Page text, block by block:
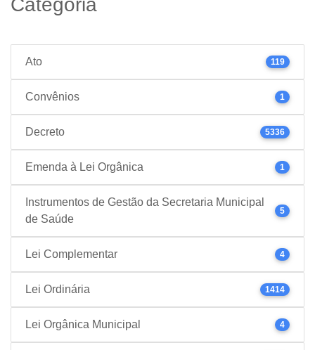
Ato 119
Convênios 1
Decreto 5336
Emenda à Lei Orgânica 1
Instrumentos de Gestão da Secretaria Municipal
de Saúde
5
Lei Complementar 4
Lei Ordinária 1414
Lei Orgânica Municipal 4